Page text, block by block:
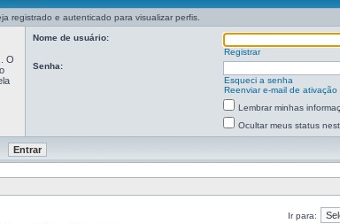
registrado e autenticado para visualizar perfis.
O
Nome de usuário:
Registrar
Senha:
Esqueci a senha
Reenviar e-mail de ativação
Lembrar minhas
Ocultar meus status
Ir para: